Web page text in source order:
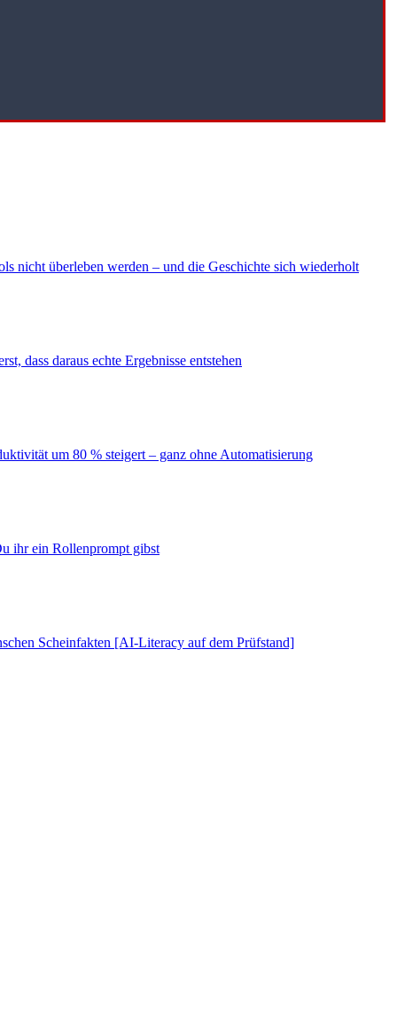
nicht überleben werden – und die Geschichte sich wiederholt
dass daraus echte Ergebnisse entstehen
um 80 % steigert – ganz ohne Automatisierung
ihr ein Rollenprompt gibst
Scheinfakten [AI-Literacy auf dem Prüfstand]